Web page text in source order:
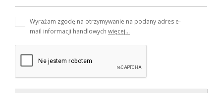
Wyrażam zgodę na otrzymywanie na podany adres e-
mail informacji handlowych więcej...